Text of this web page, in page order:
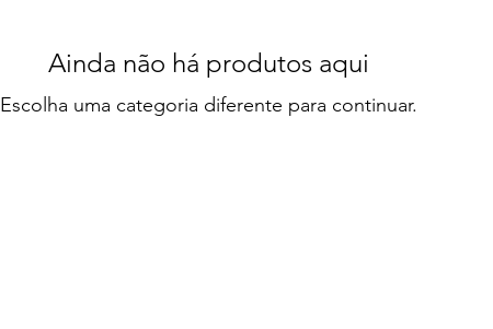
Ainda não há produtos aqui
Escolha uma categoria diferente para continuar.